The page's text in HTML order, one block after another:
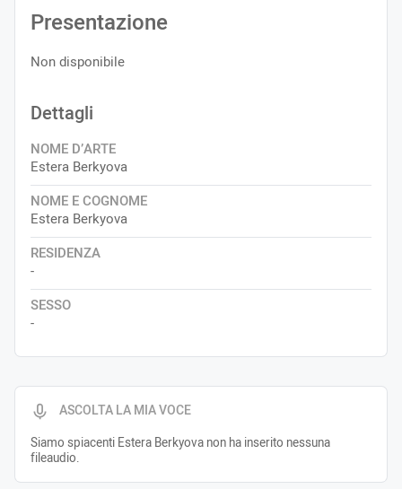
ASCOLTA LA MIA VOCE
Siamo spiacenti Estera Berkyova non ha inserito nessuna
fileaudio.
Presentazione
Non disponibile
Dettagli
NOME D’ARTE
Estera Berkyova
NOME E COGNOME
Estera Berkyova
RESIDENZA
-
SESSO
-